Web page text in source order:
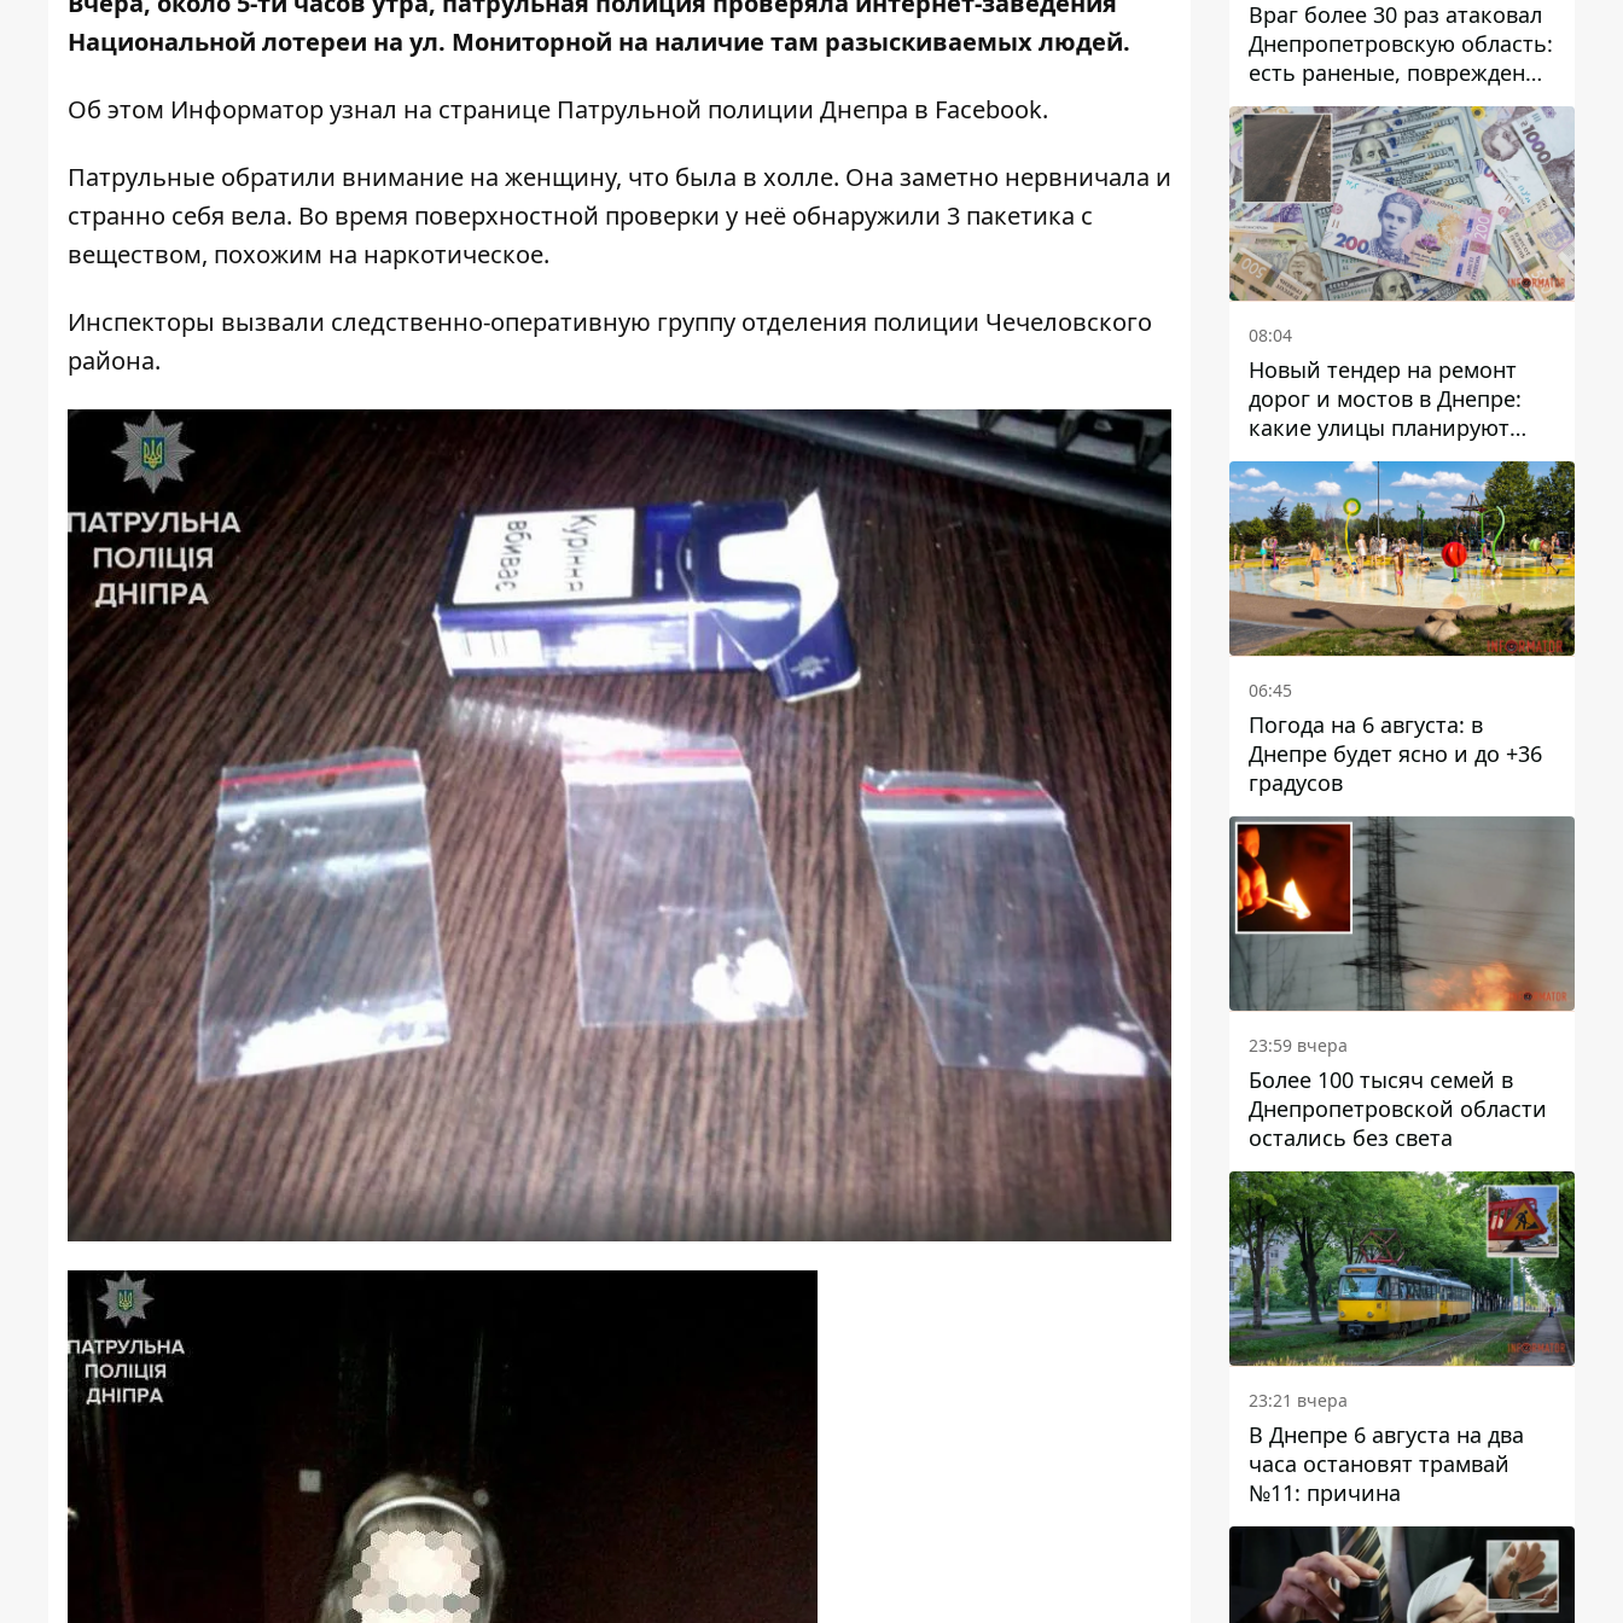
Национальной лотереи на ул. Мониторной на наличие там разыскиваемых людей.
Об этом Информаторузнал на странице Патрульной полиции Днепра в Facebook.
Патрульные обратили внимание на женщину, что была в холле. Она заметно нервничала и
странно себя вела. Во время поверхностной проверки у неё обнаружили 3 пакетика с
веществом, похожим на наркотическое.
Инспекторы вызвали следственно-оперативную группу отделения полиции Чечеловского
района.
Враг более 30 раз атаковал
Днепропетровскую область:
есть раненые, повреждены
лицей, дома и предприятия
08:04
Новый тендер на ремонт
дорог и мостов в Днепре:
какие улицы планируют
обновить и сколько
десятков миллионов гривен
на это хотят потратить
06:45
Погода на 6 августа: в
Днепре будет ясно и до +36
градусов
23:59 вчера
Более 100 тысяч семей в
Днепропетровской области
остались без света
23:21 вчера
В Днепре 6 августа на два
часа остановят трамвай
№11: причина